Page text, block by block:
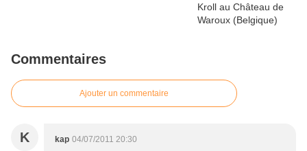
Commentaires
Ajouter un commentaire
K kap 04/07/2011 20:30